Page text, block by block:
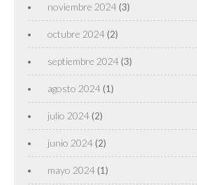
noviembre 2024 (3)
octubre 2024 (2)
septiembre 2024 (3)
agosto 2024 (1)
julio 2024 (2)
junio 2024 (2)
mayo 2024 (1)